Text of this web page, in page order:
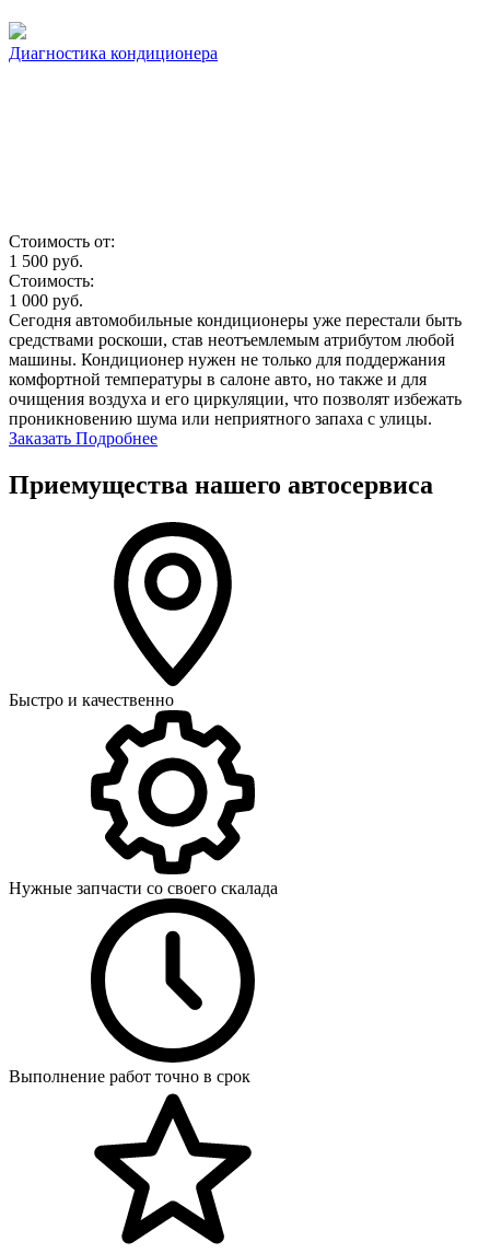
Диагностика кондиционера
Стоимость от:
1 500 руб.
Стоимость:
1 000 руб.
Сегодня автомобильные кондиционеры уже перестали быть
средствами роскоши, став неотъемлемым атрибутом любой
машины. Кондиционер нужен не только для поддержания
комфортной температуры в салоне авто, но также и для
очищения воздуха и его циркуляции, что позволят избежать
проникновению шума или неприятного запаха с улицы.
Заказать Подробнее
Приемущества нашего автосервиса
Быстро и качественно
Нужные запчасти со своего скалада
Выполнение работ точно в срок